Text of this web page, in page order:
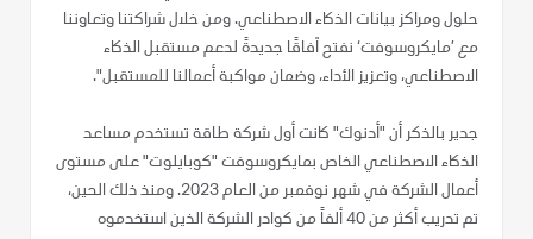
حلول ومراكز بيانات الذكاء الاصطناعي. ومن خلال شراكتنا وتعاوننا
مع ’مايكروسوفت‘ نفتح آفاقًا جديدةً لدعم مستقبل الذكاء
الاصطناعي، وتعزيز الأداء، وضمان مواكبة أعمالنا للمستقبل".
جدير بالذكر أن "أدنوك" كانت أول شركة طاقة تستخدم مساعد
الذكاء الاصطناعي الخاص بمايكروسوفت "كوبايلوت" على مستوى
أعمال الشركة في شهر نوفمبر من العام 2023. ومنذ ذلك الحين،
تم تدريب أكثر من 40 ألفاً من كوادر الشركة الذين استخدموه